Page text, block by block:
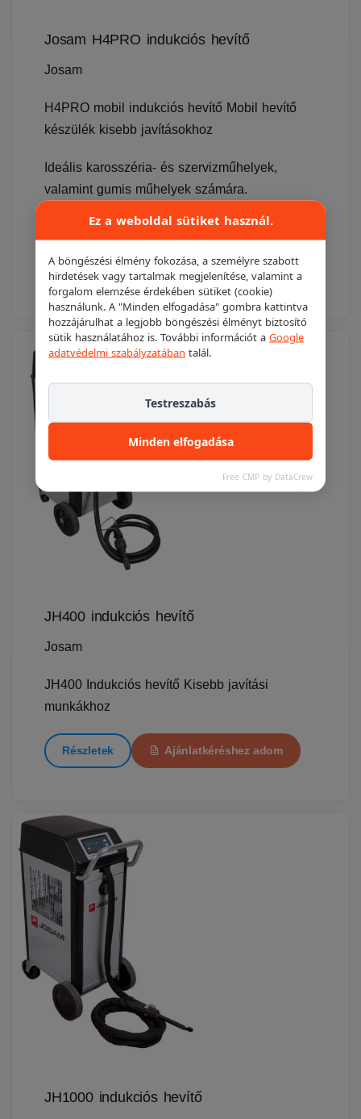
Josam H4PRO indukciós hevítő
Josam
H4PRO mobil indukciós hevítő Mobil hevítő
készülék kisebb javításokhoz
Ideális karosszéria- és szervizműhelyek,
valamint gumis műhelyek számára.
1 456 000 Ft 1 250 000 Ft
Részletek Ajánlatkéréshez adom
JH400 indukciós hevítő
Josam
JH400 Indukciós hevítő Kisebb javítási
munkákhoz
Részletek Ajánlatkéréshez adom
JH1000 indukciós hevítő
Ez a weboldal sütiket használ.
A böngészési élmény fokozása, a személyre szabott
hirdetések vagy tartalmak megjelenítése, valamint a
forgalom elemzése érdekében sütiket (cookie)
használunk. A "Minden elfogadása" gombra kattintva
hozzájárulhat a legjobb böngészési élményt biztosító
sütik használatához is. További információt a Google
adatvédelmi szabályzatában talál.
Minden elfogadása
Testreszabás
Free CMP by DataCrew